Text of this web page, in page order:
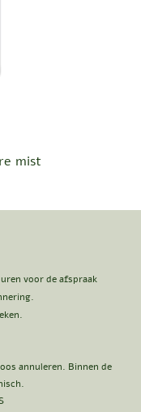
mist
voor de afspraak
annuleren. Binnen de